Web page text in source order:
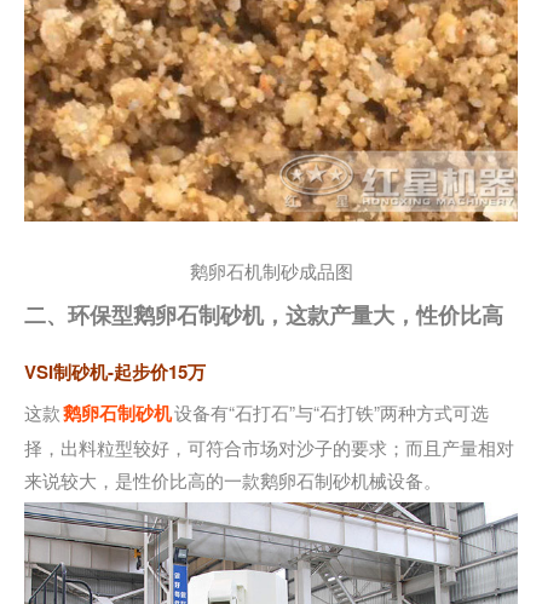
鹅卵石机制砂成品图
二、环保型鹅卵石制砂机，这款产量大，性价比高
VSI制砂机-起步价15万
这款鹅卵石制砂机设备有“石打石”与“石打铁”两种方式可选
择，出料粒型较好，可符合市场对沙子的要求；而且产量相对
来说较大，是性价比高的一款鹅卵石制砂机械设备。